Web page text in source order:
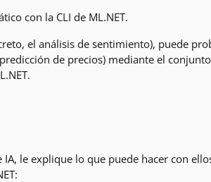
con la CLI de ML.NET.
el análisis de sentimiento), puede
de precios) mediante el
le explique lo que puede hacer con